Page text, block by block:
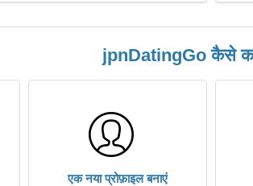
jpnDatingGo कैसे
एक नया प्रोफ़ाइल बनाएं